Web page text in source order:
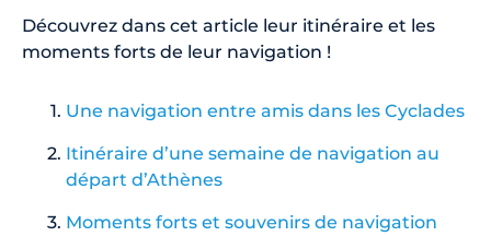
Découvrez dans cet article leur itinéraire et les
moments forts de leur navigation !
Une navigation entre amis dans les Cyclades
Itinéraire d’une semaine de navigation au
départ d’Athènes
Moments forts et souvenirs de navigation